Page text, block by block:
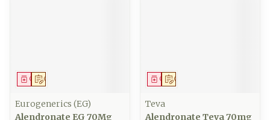
Op voorschrift
Geneesmiddel
Eurogenerics (EG)
Alendronate EG 70Mg
Op voorschrift
Geneesmiddel
Teva
Alendronate Teva 70mg